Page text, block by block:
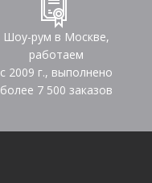
Шоу-рум в Москве,
работаем
с 2009 г., выполнено
более 7 500 заказов